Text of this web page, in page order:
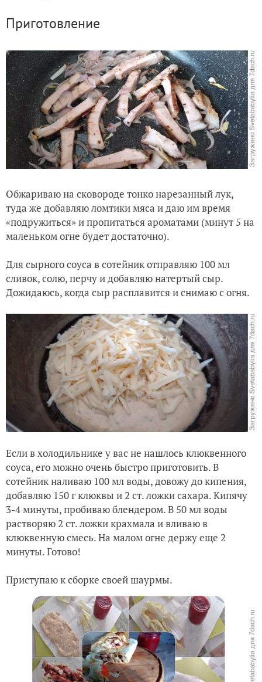
Приготовление
Обжариваю на сковороде тонко нарезанный лук,
туда же добавляю ломтики мяса и даю им время
«подружиться» и пропитаться ароматами (минут 5 на
маленьком огне будет достаточно).
Для сырного соуса в сотейник отправляю 100 мл
сливок, солю, перчу и добавляю натертый сыр.
Дожидаюсь, когда сыр расплавится и снимаю с огня.
Если в холодильнике у вас не нашлось клюквенного
соуса, его можно очень быстро приготовить. В
сотейник наливаю 100 мл воды, довожу до кипения,
добавляю 150 г клюквы и 2 ст. ложки сахара. Кипячу
3-4 минуты, пробиваю блендером. В 50 мл воды
растворяю 2 ст. ложки крахмала и вливаю в
клюквенную смесь. На малом огне держу еще 2
минуты. Готово!
Приступаю к сборке своей шаурмы.